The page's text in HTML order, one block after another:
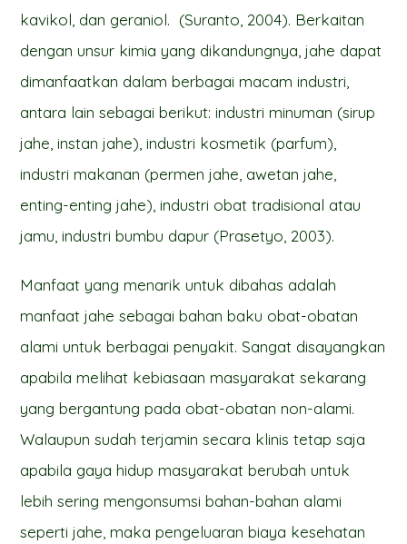
kavikol, dan geraniol. (Suranto, 2004). Berkaitan
dengan unsur kimia yang dikandungnya, jahe dapat
dimanfaatkan dalam berbagai macam industri,
antara lain sebagai berikut: industri minuman (sirup
jahe, instan jahe), industri kosmetik (parfum),
industri makanan (permen jahe, awetan jahe,
enting-enting jahe), industri obat tradisional atau
jamu, industri bumbu dapur (Prasetyo, 2003).
Manfaat yang menarik untuk dibahas adalah
manfaat jahe sebagai bahan baku obat-obatan
alami untuk berbagai penyakit. Sangat disayangkan
apabila melihat kebiasaan masyarakat sekarang
yang bergantung pada obat-obatan non-alami.
Walaupun sudah terjamin secara klinis tetap saja
apabila gaya hidup masyarakat berubah untuk
lebih sering mengonsumsi bahan-bahan alami
seperti jahe, maka pengeluaran biaya kesehatan